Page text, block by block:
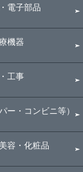
電子部品
機器
工事
ー・コンビニ等）
容・化粧品